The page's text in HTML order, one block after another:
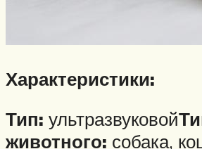
Характеристики:
Тип: ультразвуковой
животного: собака,